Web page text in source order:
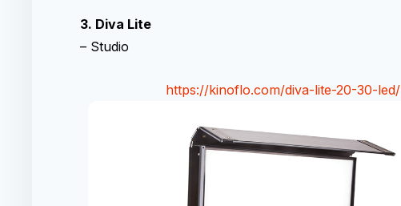
3. Diva Lite
– Studio
https://kinoflo.com/diva-lite-20-30-led/